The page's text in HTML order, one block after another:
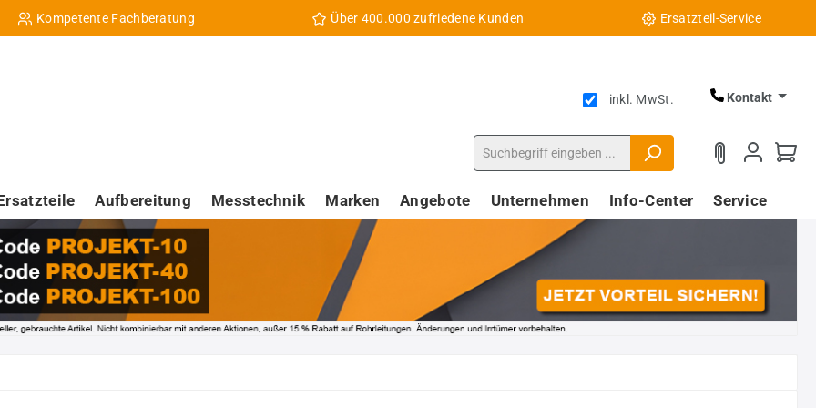
Kompetente Fachberatung Über 400.000 zufriedene Kunden Ersatzteil-Service
inkl. MwSt. Kontakt
Aufbereitung Messtechnik Marken Angebote Unternehmen Info-Center Service